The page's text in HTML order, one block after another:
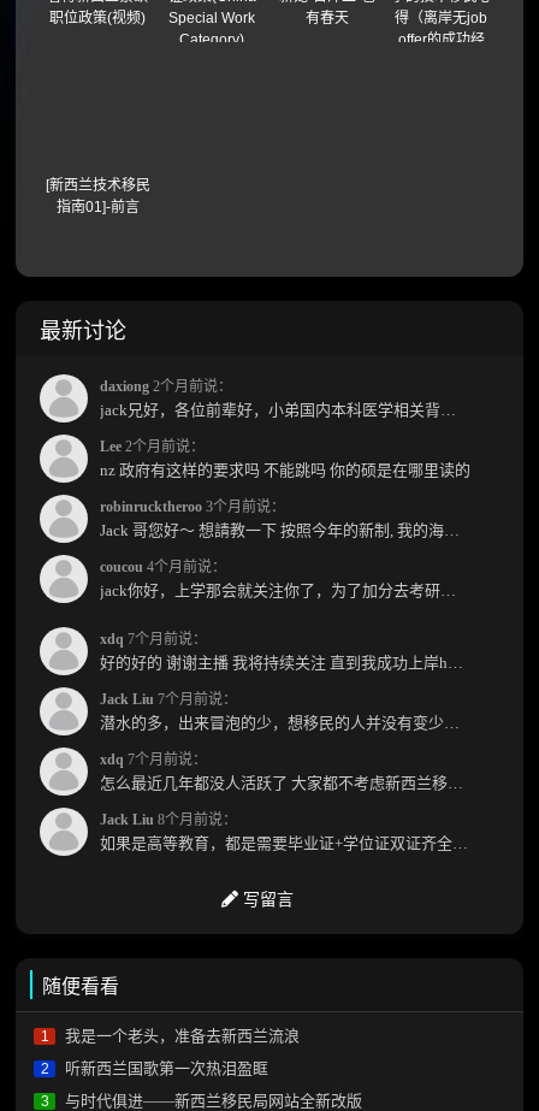
职位政策(视频)
Special Work
Category)
有春天
得（离岸无job
offer的成功经
[新西兰技术移民
指南01]-前言
最新讨论
daxiong 2个月前说：
Lee 2个月前说：
nz 政府有这样的要求吗 不能跳吗 你的硕是在哪里读的
robinrucktheroo 3个月前说：
coucou 4个月前说：
xdq 7个月前说：
Jack Liu 7个月前说：
xdq 7个月前说：
Jack Liu 8个月前说：
写留言
随便看看
1 我是一个老头，准备去新西兰流浪
2 听新西兰国歌第一次热泪盈眶
3 与时代俱进——新西兰移民局网站全新改版